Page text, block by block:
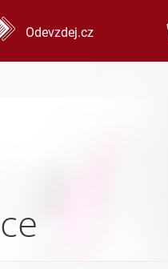
Odevzdej.cz